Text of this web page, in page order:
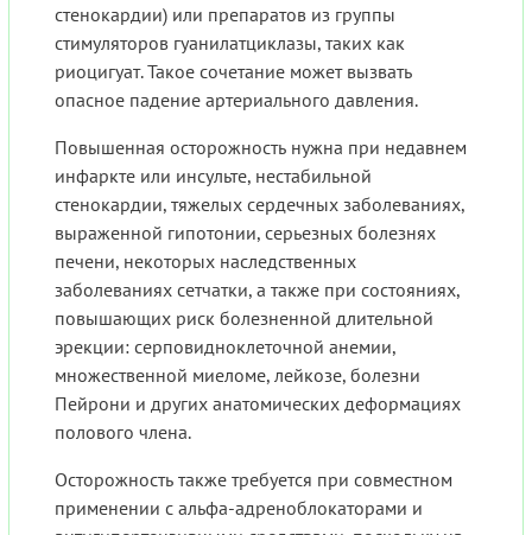
стенокардии) или препаратов из группы
стимуляторов гуанилатциклазы, таких как
риоцигуат. Такое сочетание может вызвать
опасное падение артериального давления.
Повышенная осторожность нужна при недавнем
инфаркте или инсульте, нестабильной
стенокардии, тяжелых сердечных заболеваниях,
выраженной гипотонии, серьезных болезнях
печени, некоторых наследственных
заболеваниях сетчатки, а также при состояниях,
повышающих риск болезненной длительной
эрекции: серповидноклеточной анемии,
множественной миеломе, лейкозе, болезни
Пейрони и других анатомических деформациях
полового члена.
Осторожность также требуется при совместном
применении с альфа-адреноблокаторами и